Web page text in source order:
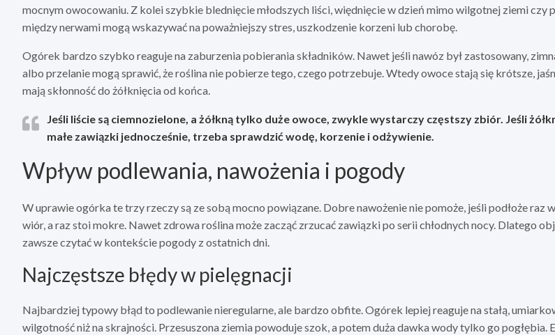
mocnym owocowaniu. Z kolei szybkie blednięcie młodszych liści, więdnięcie w dzień mimo wilgotnej ziemi czy
między nerwami mogą wskazywać na poważniejszy stres, uszkodzenie korzeni lub chorobę.
Ogórek bardzo szybko reaguje na zaburzenia pobierania składników. Nawet jeśli nawóz był zastosowany,
albo przelanie mogą sprawić, że roślina nie pobierze tego, czego potrzebuje. Wtedy owoce stają się krótsze,
mają skłonność do żółknięcia od końca.
Jeśli liście są ciemnozielone, a żółkną tylko duże owoce, zwykle wystarczy częstszy zbiór. Jeśli
małe zawiązki jednocześnie, trzeba sprawdzić wodę, korzenie i odżywienie.
Wpływ podlewania, nawożenia i pogody
W uprawie ogórka te trzy rzeczy są ze sobą mocno powiązane. Dobre nawożenie nie pomoże, jeśli podłoże raz
wiór, a raz stoi mokre. Nawet zdrowa roślina może zacząć zrzucać zawiązki po serii chłodnych nocy. Dlatego
zawsze czytać w kontekście pogody z ostatnich dni.
Najczęstsze błędy w pielęgnacji
Najbardziej typowy błąd to podlewanie nieregularne, ale bardzo obfite. Ogórek lepiej reaguje na stałą,
wilgotność niż na skrajności. Przesuszona ziemia powoduje szok, a potem duża dawka wody tylko go pogłębia.